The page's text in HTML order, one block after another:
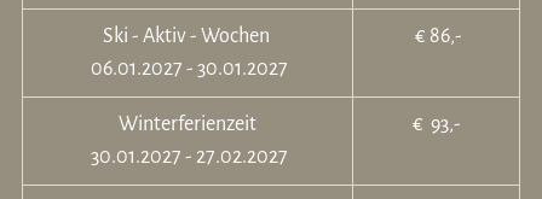
Ski - Aktiv - Wochen
06.01.2027 - 30.01.2027
€ 86,-
Winterferienzeit
30.01.2027 - 27.02.2027
€ 93,-